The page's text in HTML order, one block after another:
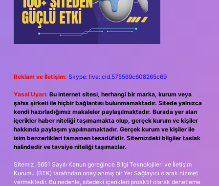
Reklam ve İletişim: Skype: live:.cid.575569c608265c69
Yasal Uyarı: Bu internet sitesi, herhangi bir marka, kurum veya
şahıs şirketi ile hiçbir bağlantısı bulunmamaktadır. Sitede yalnızca
kendi hazırladığımız makaleler paylaşılmaktadır. Burada yer alan
içerikler haber niteliği taşımamakta olup, gerçek kurum ve kişiler
hakkında paylaşım yapılmamaktadır. Gerçek kurum ve kişiler ile
isim benzerlikleri tamamen tesadüfidir. Sitemizdeki bilgiler taslak
halindedir ve tavsiye niteliği taşımazlar.
Sitemiz, 5651 Sayılı Kanun gereğince Bilgi Teknolojileri ve İletişim
Kurumu (BTK) tarafından onaylanmış bir Yer Sağlayıcı olarak hizmet
vermektedir. Bu nedenle, sitedeki içerikleri proaktif olarak denetleme